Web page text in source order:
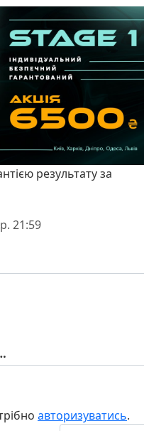
результату за
21:59
авторизуватись.